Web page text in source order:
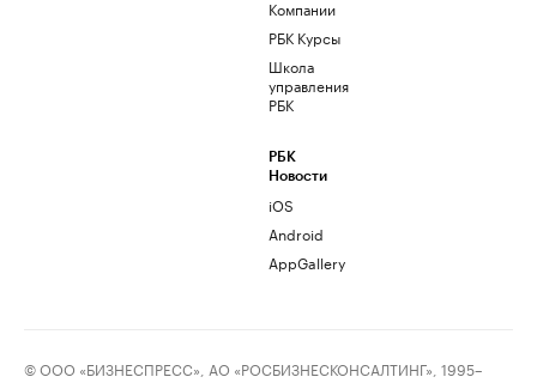
Компании
РБК Курсы
Школа
управления
РБК
РБК
Новости
iOS
Android
AppGallery
© ООО «БИЗНЕСПРЕСС», АО «РОСБИЗНЕСКОНСАЛТИНГ», 1995–